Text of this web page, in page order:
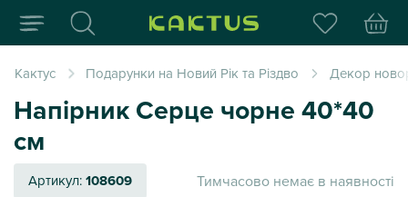
Інтернет-магазин
Кактус Подарунки на Новий Рік та Різдво Декор
Напірник Серце чорне 40*40
см
Артикул:108609 Тимчасово немає в наявності